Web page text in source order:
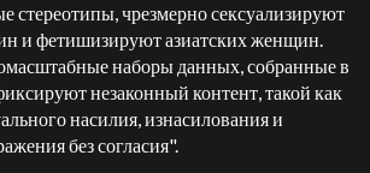
стереотипы, чрезмерно сексуализируют
и фетишизируют азиатских женщин.
наборы данных, собранные в
незаконный контент, такой как
насилия, изнасилования и
без согласия".